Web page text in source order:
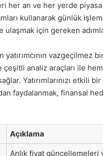
her an ve her yerde
kullanarak günlük
için gereken
vazgeçilmez
çeşitli analiz araçları ile
Yatırımlarınızı etkili
faydalanmak, finansal
Açıklama
Anlık fiyat güncellemeleri